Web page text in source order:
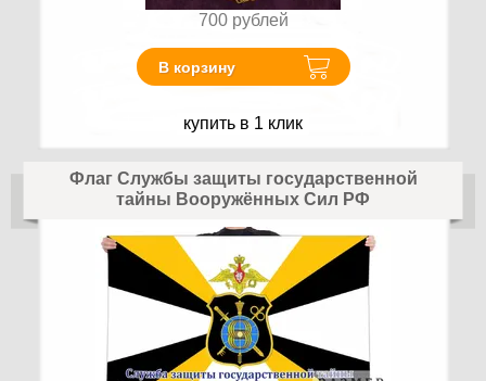
700 рублей
В корзину
купить в 1 клик
Флаг Службы защиты государственной
тайны Вооружённых Сил РФ